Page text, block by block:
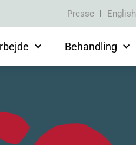
Presse English
Behandling